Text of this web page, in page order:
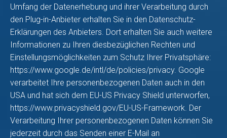
Umfang der Datenerhebung und ihrer Verarbeitung durch
den Plug-in-Anbieter erhalten Sie in den Datenschutz-
Erklärungen des Anbieters. Dort erhalten Sie auch weitere
Informationen zu Ihren diesbezüglichen Rechten und
Einstellungsmöglichkeiten zum Schutz Ihrer Privatsphäre:
https://www.google.de/intl/de/policies/privacy. Google
verarbeitet Ihre personenbezogenen Daten auch in den
USA und hat sich dem EU-US Privacy Shield unterworfen,
https://www.privacyshield.gov/EU-US-Framework. Der
Verarbeitung Ihrer personenbezogenen Daten können Sie
jederzeit durch das Senden einer E-Mail an